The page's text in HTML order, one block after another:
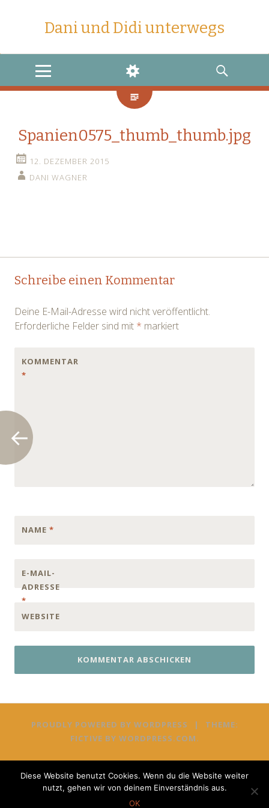
Dani und Didi unterwegs
MENU
WIDGETS
SEARCH
Spanien0575_thumb_thumb.jpg
12. DEZEMBER 2015
DANI WAGNER
Post
Schreibe einen Kommentar
Deine E-Mail-Adresse wird nicht veröffentlicht.
Erforderliche Felder sind mit * markiert
KOMMENTAR
*
NAME *
E-MAIL-
ADRESSE
*
WEBSITE
PROUDLY POWERED BY WORDPRESS |
THEME:
FICTIVE BY WORDPRESS.COM.
Diese Website benutzt Cookies. Wenn du die Website weiter
nutzt, gehen wir von deinem Einverständnis aus.
OK